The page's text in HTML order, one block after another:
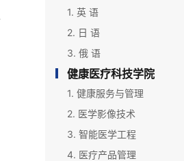
1. 英 语
2. 日 语
3. 俄 语
健康医疗科技学院
1. 健康服务与管理
2. 医学影像技术
3. 智能医学工程
4. 医疗产品管理